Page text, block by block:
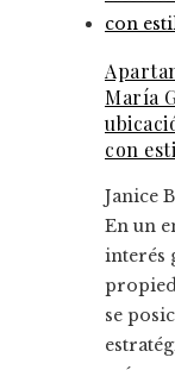
María
con
Janice
En un
interés
se